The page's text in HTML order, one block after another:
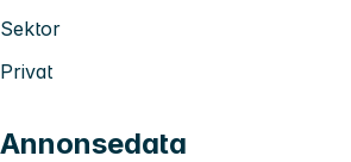
Sektor
Privat
Annonsedata